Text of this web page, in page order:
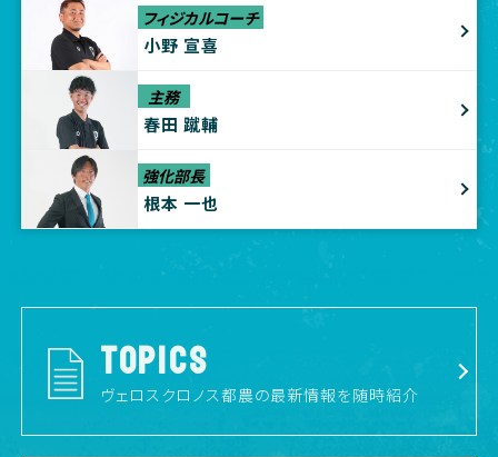
フィジカルコーチ
小野 宣喜
主務
春田 蹴輔
強化部長
根本 一也
TOPICS
ヴェロスクロノス都農の最新情報を随時紹介